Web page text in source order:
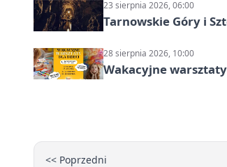
23 sierpnia 2026, 06:00
Tarnowskie Góry i
28 sierpnia 2026, 10:00
Wakacyjne
<< Poprzedni